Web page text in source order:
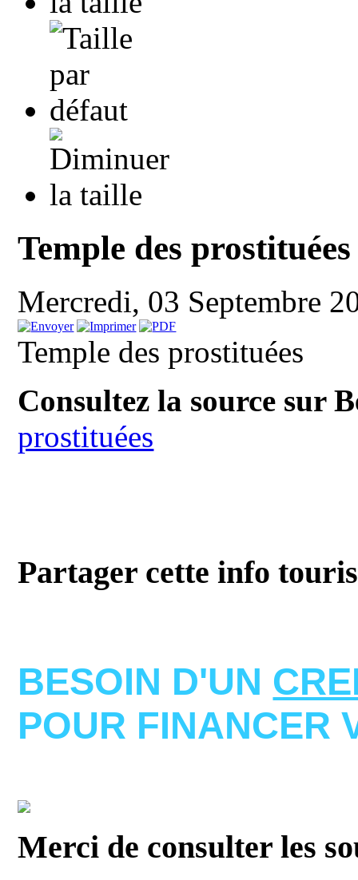
Temple des prostituées
Mercredi, 03 Septembre
Temple des prostituées
Consultez la source sur
prostituées
Partager cette info
BESOIN D'UN
POUR FINANCER
Merci de consulter les